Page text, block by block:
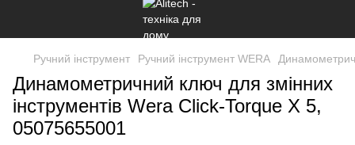
Ручний інструмент Ручний інструмент WERA
Динамометричний ключ для змінних
інструментів Wera Click-Torque X 5,
05075655001